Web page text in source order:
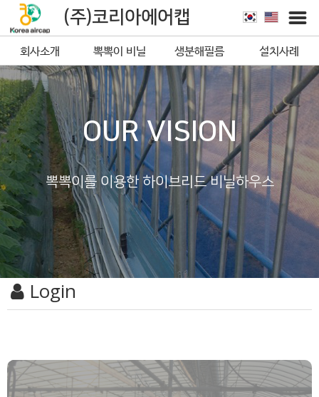
(주)코리아에어캡
회사소개 뽁뽁이 비닐
생분해필름
뽁뽁이
설치사례
OUR VISION
뽁뽁이를 이용한 하이브리드 비닐하우스
Login